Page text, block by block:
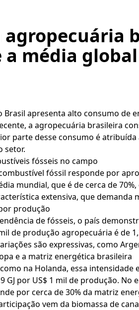
agropecuária
a média global
apresenta alto consumo de
a agropecuária brasileira
parte desse consumo é
setor.
fósseis no campo
fóssil responde por
mundial, que é de cerca de
extensiva, que demanda
produção
de fósseis, o país
de produção agropecuária é de
são expressivas, como
e a matriz energética brasileira
na Holanda, essa
GJ por US$ 1 mil de produção.
por cerca de 30% da matriz
vem da biomassa de